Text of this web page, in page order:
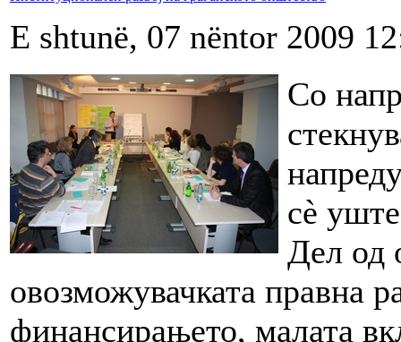
E shtunë, 07 nëntor 2009
Со
сè
Дел од
овозможувачката правна
финансирањето, малата